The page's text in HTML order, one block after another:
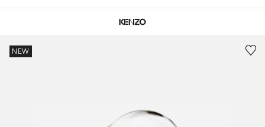
NEW